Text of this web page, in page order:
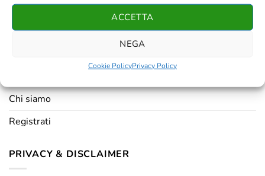
ACCETTA
NEGA
Cookie PolicyPrivacy Policy
Chi siamo
Registrati
PRIVACY & DISCLAIMER